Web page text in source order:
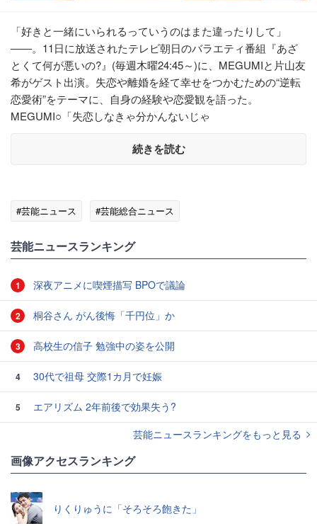
「好きと一緒にいられるっていうのはまた違ったりして」
――。11日に放送されたテレビ朝日のバラエティ番組『あざ
とくて何が悪いの?』(毎週木曜24:45～)に、MEGUMIと片山友
希がゲスト出演。失恋や離婚を経て幸せをつかむための“逆転
恋愛術”をテーマに、自身の経験や恋愛観を語った。
MEGUMI○「失恋しなきゃ分かんないじゃ
続きを読む
#芸能ニュース #芸能総合ニュース
芸能ニュースランキング
1 深夜アニメに喫煙描写 BPOで議論
2 桐谷さん がん後悔「千円位」か
3 高校生の信子 勉強中の姿を公開
4 30代で祖母 交際1カ月で妊娠
5
エアリズム 2年前後で効果失う?
芸能ニュースランキングをもっと見る
画像アクセスランキング
りくりゅうに「そろそろ飽きた」